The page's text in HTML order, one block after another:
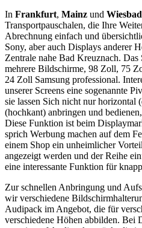
In Frankfurt, Mainz und
Transportpauschalen, die Ihre
Abrechnung einfach und
Sony, aber auch Displays anderer
Zentrale nahe Bad Kreuznach.
mehrere Bildschirme, 98 Zoll, 75
24 Zoll Samsung professional.
unserer Screens eine sogenannte
sie lassen Sich nicht nur horizontal
(hochkant) anbringen und
Diese Funktion ist beim
sprich Werbung machen auf dem
einem Shop ein unheimlicher
angezeigt werden und der Reihe
eine interessante Funktion für
Zur schnellen Anbringung und
wir verschiedene
Audipack im Angebot, die für
verschiedene Höhen abbilden. Bei